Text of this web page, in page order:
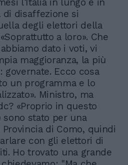
l'Italia in lungo e in
di disaffezione si
degli elettori della
a loro». Che
dato i voti, vi
maggioranza, la più
governate. Ecco cosa
un programma e lo
Ministro, ma
«Proprio in questo
stato per una
di Como, quindi
con gli elettori di
Ho trovato una grande